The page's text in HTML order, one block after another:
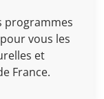
programmes
vous les
et
France.